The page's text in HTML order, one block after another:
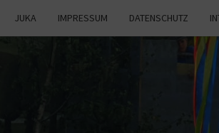
JUKA IMPRESSUM DATENSCHUTZ